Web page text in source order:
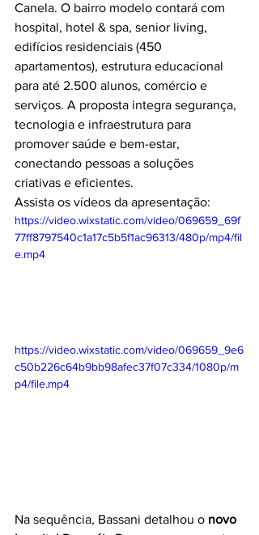
Canela. O bairro modelo contará com
hospital, hotel & spa, senior living,
edifícios residenciais (450
apartamentos), estrutura educacional
para até 2.500 alunos, comércio e
serviços. A proposta integra segurança,
tecnologia e infraestrutura para
promover saúde e bem-estar,
conectando pessoas a soluções
criativas e eficientes.
Assista os vídeos da apresentação:
https://video.wixstatic.com/video/069659_69f
77ff8797540c1a17c5b5f1ac96313/480p/mp4/fil
e.mp4
https://video.wixstatic.com/video/069659_9e6
c50b226c64b9bb98afec37f07c334/1080p/m
p4/file.mp4
Na sequência, Bassani detalhou o novo